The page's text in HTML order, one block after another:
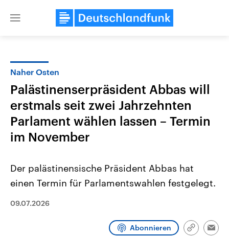
Close
Landtagswahl Sachsen-Anhalt
2026
Sachsen-Anhalt wählt am 6.
Bundesland von einer Koalition aus
USA
Aktuelle Beiträge,
den mächtigsten Ländern
mit großem Einfluss auf
aktuelle Weltgeschehen.
Naher Osten
Palästinenserpräsident Abbas will
erstmals seit zwei Jahrzehnten
Parlament wählen lassen – Termin
im November
Der palästinensische Präsident Abbas hat
einen Termin für Parlamentswahlen festgelegt.
09.07.2026
Abonnieren
Link